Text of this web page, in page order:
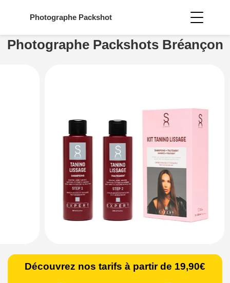
Photographe Packshot
Photographe Packshots Bréançon
Découvrez nos tarifs à partir de 19,90€